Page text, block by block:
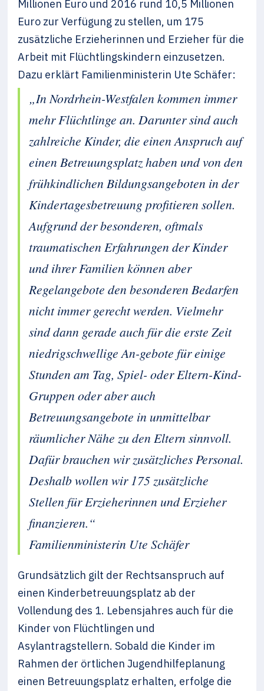
Millionen Euro und 2016 rund 10,5 Millionen
Euro zur Verfügung zu stellen, um 175
zusätzliche Erzieherinnen und Erzieher für die
Arbeit mit Flüchtlingskindern einzusetzen.
Dazu erklärt Familienministerin Ute Schäfer:
„In Nordrhein-Westfalen kommen immer
mehr Flüchtlinge an. Darunter sind auch
zahlreiche Kinder, die einen Anspruch auf
einen Betreuungsplatz haben und von den
frühkindlichen Bildungsangeboten in der
Kindertagesbetreuung profitieren sollen.
Aufgrund der besonderen, oftmals
traumatischen Erfahrungen der Kinder
und ihrer Familien können aber
Regelangebote den besonderen Bedarfen
nicht immer gerecht werden. Vielmehr
sind dann gerade auch für die erste Zeit
niedrigschwellige An-gebote für einige
Stunden am Tag, Spiel- oder Eltern-Kind-
Gruppen oder aber auch
Betreuungsangebote in unmittelbar
räumlicher Nähe zu den Eltern sinnvoll.
Dafür brauchen wir zusätzliches Personal.
Deshalb wollen wir 175 zusätzliche
Stellen für Erzieherinnen und Erzieher
finanzieren.“
Familienministerin Ute Schäfer
Grundsätzlich gilt der Rechtsanspruch auf
einen Kinderbetreuungsplatz ab der
Vollendung des 1. Lebensjahres auch für die
Kinder von Flüchtlingen und
Asylantragstellern. Sobald die Kinder im
Rahmen der örtlichen Jugendhilfeplanung
einen Betreuungsplatz erhalten, erfolge die